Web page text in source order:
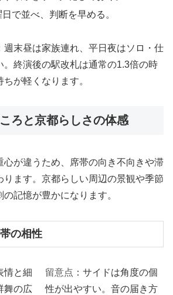
で並べ、判断を早める。
週末昼は家族連れ、平日夜はソロ・仕
。終演後の駅改札は通常の1.3倍の時
が軽くなります。
ろと京都らしさの体感
心が違うため、席帯の向き不向きや滞
ります。京都らしい周辺の景観や季節
記憶が豊かになります。
の相性
情と細
舞の広
留意点 ：サイドは角度の個
性が出やすい。音の届き方